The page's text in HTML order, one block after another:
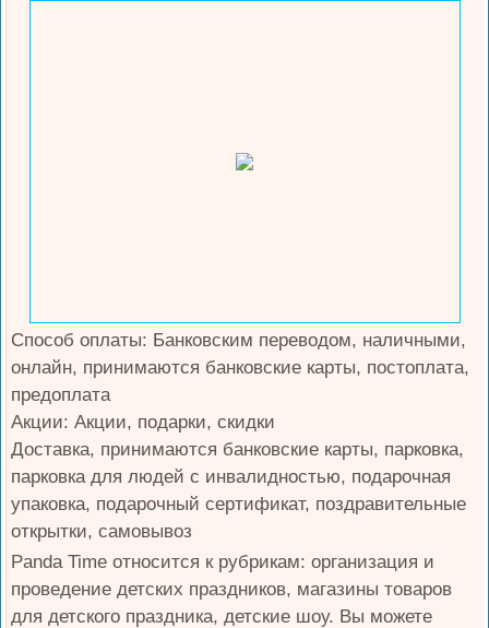
Способ оплаты: Банковским переводом, наличными,
онлайн, принимаются банковские карты, постоплата,
предоплата
Акции: Акции, подарки, скидки
Доставка, принимаются банковские карты, парковка,
парковка для людей с инвалидностью, подарочная
упаковка, подарочный сертификат, поздравительные
открытки, самовывоз
Panda Time относится к рубрикам: организация и
проведение детских праздников, магазины товаров
для детского праздника, детские шоу. Вы можете